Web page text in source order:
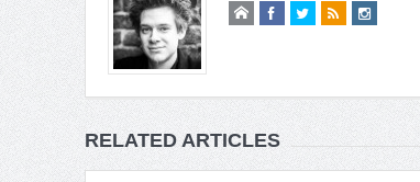
RELATED ARTICLES